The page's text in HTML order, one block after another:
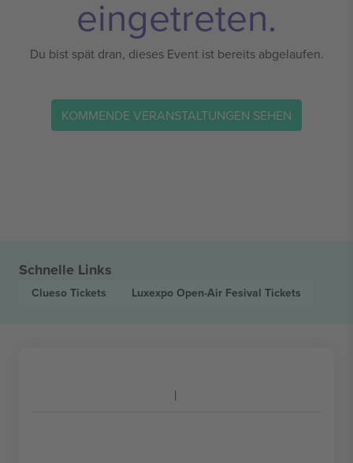
eingetreten.
Du bist spät dran, dieses Event ist bereits abgelaufen.
KOMMENDE VERANSTALTUNGEN SEHEN
Schnelle Links
Clueso Tickets Luxexpo Open-Air Fesival Tickets